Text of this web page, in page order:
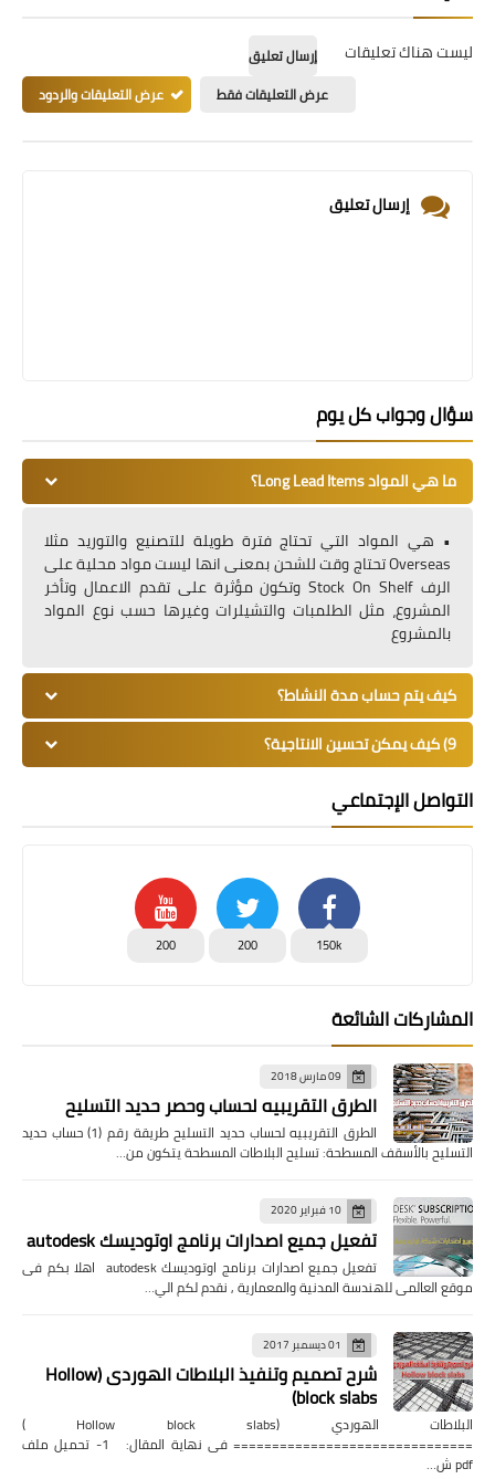
ليست هناك تعليقات
إرسال تعليق
عرض التعليقات فقط
عرض التعليقات والردود
إرسال تعليق
سؤال وجواب كل يوم
ما هي المواد Long Lead Items؟
• هي المواد التي تحتاج فترة طويلة للتصنيع والتوريد مثلا
Overseas تحتاج وقت للشحن بمعنى انها ليست مواد محلية على
الرف Stock On Shelf وتكون مؤثرة على تقدم الاعمال وتأخر
المشروع، مثل الطلمبات والتشيلرات وغيرها حسب نوع المواد
بالمشروع
كيف يتم حساب مدة النشاط؟
9) كيف يمكن تحسين الانتاجية؟
التواصل الإجتماعي
150k
200
200
المشاركات الشائعة
09 مارس 2018
الطرق التقريبيه لحساب وحصر حديد التسليح
الطرق التقريبيه لحساب حديد التسليح طريقة رقم (1) حساب حديد
التسليح بالأسقف المسطحة: تسليح البلاطات المسطحة يتكون من…
10 فبراير 2020
تفعيل جميع اصدارات برنامج اوتوديسك autodesk
تفعيل جميع اصدارات برنامج اوتوديسك autodesk اهلا بكم فى
موقع العالمى للهندسة المدنية والمعمارية , نقدم لكم الي…
01 ديسمبر 2017
شرح تصميم وتنفيذ البلاطات الهوردى (Hollow
block slabs)
البلاطات الهوردي (Hollow block slabs )
=============================== فى نهاية المقال: 1- تحميل ملف
pdf ش…